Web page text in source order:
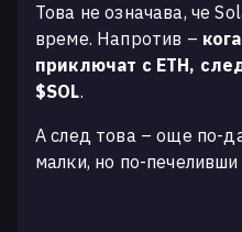
Това не означава, че
време. Напротив –
приключат с ETH,
$SOL.
А след това – още по-
малки, но по-печеливши